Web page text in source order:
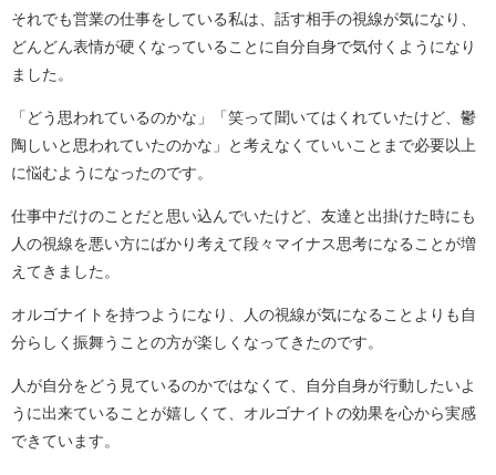
それでも営業の仕事をしている私は、話す相手の視線が気になり、
どんどん表情が硬くなっていることに自分自身で気付くようになり
ました。
「どう思われているのかな」「笑って聞いてはくれていたけど、鬱
陶しいと思われていたのかな」と考えなくていいことまで必要以上
に悩むようになったのです。
仕事中だけのことだと思い込んでいたけど、友達と出掛けた時にも
人の視線を悪い方にばかり考えて段々マイナス思考になることが増
えてきました。
オルゴナイトを持つようになり、人の視線が気になることよりも自
分らしく振舞うことの方が楽しくなってきたのです。
人が自分をどう見ているのかではなくて、自分自身が行動したいよ
うに出来ていることが嬉しくて、オルゴナイトの効果を心から実感
できています。